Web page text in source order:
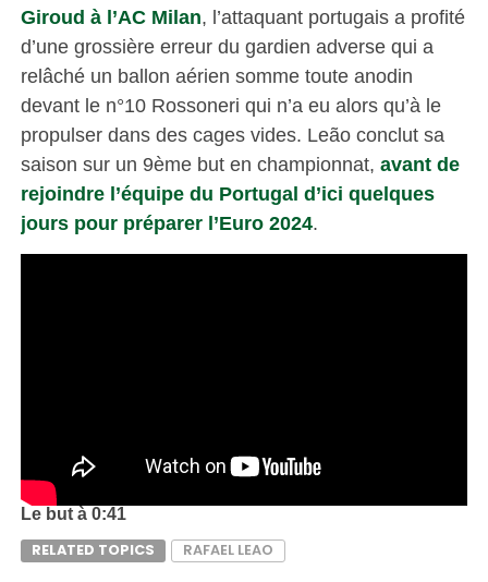
Giroud à l’AC Milan, l’attaquant portugais a profité
d’une grossière erreur du gardien adverse qui a
relâché un ballon aérien somme toute anodin
devant le n°10 Rossoneri qui n’a eu alors qu’à le
propulser dans des cages vides. Leão conclut sa
saison sur un 9ème but en championnat, avant de
rejoindre l’équipe du Portugal d’ici quelques
jours pour préparer l’Euro 2024.
Le but à 0:41
RELATED TOPICS
RAFAEL LEAO